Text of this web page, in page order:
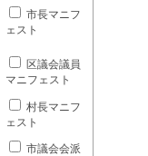
市長マニフ
ェスト
区議会議員
マニフェスト
村長マニフ
ェスト
市議会会派